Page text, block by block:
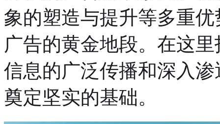
象的塑造与提升等多重
广告的黄金地段。在这
信息的广泛传播和深入
奠定坚实的基础。